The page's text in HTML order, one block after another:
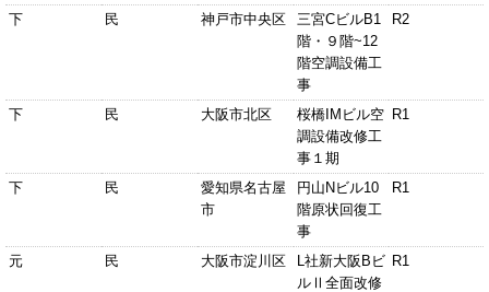
下 民 神戸市中央区
三宮CビルB1
階・９階~12
階空調設備工
事
R2
下 民 大阪市北区
桜橋IMビル空
調設備改修工
事１期
R1
下 民
愛知県名古屋
市
円山Nビル10
階原状回復工
事
R1
元 民 大阪市淀川区
L社新大阪Bビ
ルⅡ全面改修
R1